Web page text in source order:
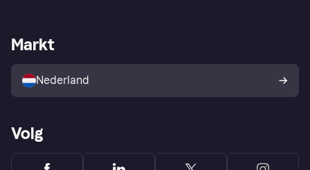
Winkeloverzicht
Kopersbescherming voor
consumenten
Zakelijke login
Markt
Nederland
Volg